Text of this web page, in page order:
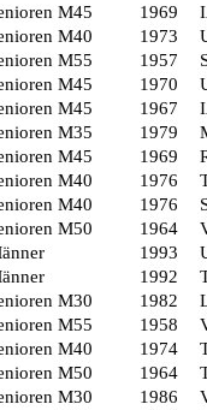
M45 1969
M40 1973
M55 1957
M45 1970
M45 1967
M35 1979
M45 1969
M40 1976
M40 1976
M50 1964
1993
1992
M30 1982
M55 1958
M40 1974
M50 1964
M30 1986